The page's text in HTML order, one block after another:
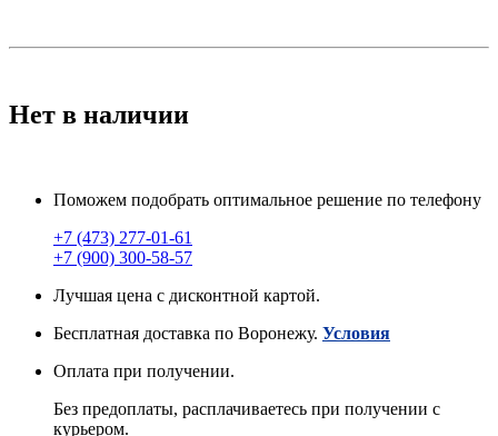
Нет в наличии
Поможем подобрать оптимальное решение по телефону
+7 (473) 277-01-61
+7 (900) 300-58-57
Лучшая цена с дисконтной картой.
Бесплатная доставка по Воронежу. Условия
Оплата при получении.
Без предоплаты, расплачиваетесь при получении с
курьером.